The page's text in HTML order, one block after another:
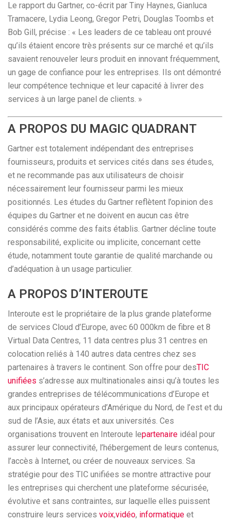
Le rapport du Gartner, co-écrit par Tiny Haynes, Gianluca
Tramacere, Lydia Leong, Gregor Petri, Douglas Toombs et
Bob Gill, précise : « Les leaders de ce tableau ont prouvé
qu’ils étaient encore très présents sur ce marché et qu’ils
savaient renouveler leurs produit en innovant fréquemment,
un gage de confiance pour les entreprises. Ils ont démontré
leur compétence technique et leur capacité à livrer des
services à un large panel de clients. »
A PROPOS DU MAGIC QUADRANT
Gartner est totalement indépendant des entreprises
fournisseurs, produits et services cités dans ses études,
et ne recommande pas aux utilisateurs de choisir
nécessairement leur fournisseur parmi les mieux
positionnés. Les études du Gartner reflètent l’opinion des
équipes du Gartner et ne doivent en aucun cas être
considérés comme des faits établis. Gartner décline toute
responsabilité, explicite ou implicite, concernant cette
étude, notamment toute garantie de qualité marchande ou
d’adéquation à un usage particulier.
A PROPOS D’INTEROUTE
Interoute est le propriétaire de la plus grande plateforme
de services Cloud d’Europe, avec 60 000km de fibre et 8
Virtual Data Centres, 11 data centres plus 31 centres en
colocation reliés à 140 autres data centres chez ses
partenaires à travers le continent. Son offre pour desTIC
unifiées s’adresse aux multinationales ainsi qu’à toutes les
grandes entreprises de télécommunications d’Europe et
aux principaux opérateurs d’Amérique du Nord, de l’est et du
sud de l’Asie, aux états et aux universités. Ces
organisations trouvent en Interoute lepartenaire idéal pour
assurer leur connectivité, l’hébergement de leurs contenus,
l’accès à Internet, ou créer de nouveaux services. Sa
stratégie pour des TIC unifiées se montre attractive pour
les entreprises qui cherchent une plateforme sécurisée,
évolutive et sans contraintes, sur laquelle elles puissent
construire leurs services voix,vidéo, informatique et